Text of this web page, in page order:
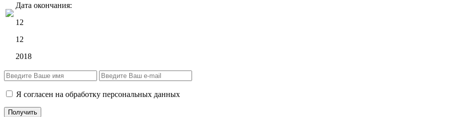
Дата окончания:
12
12
2018
Я согласен на обработку персональных данных